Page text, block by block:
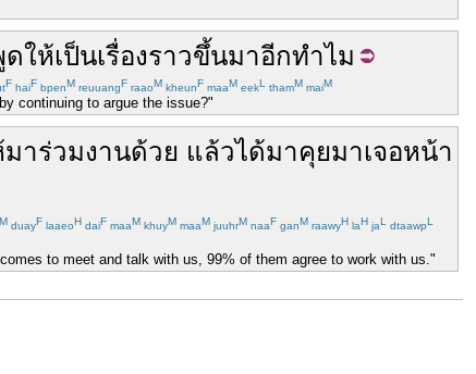
ดให้เป็นเรื่องราวขึ้นมาอีกทำไม
F haiF bpenM reuuangF raaoM kheunF maaM eekL thamM maiM
continuing to argue the issue?"
มาร่วมงานด้วย แล้วได้มาคุยมาเจอหน้า
M duayF laaeoH daiF maaM khuyM maaM juuhrM naaF ganM raawyH laH jaL dtaawpL
to meet and talk with us, 99% of them agree to work with us."